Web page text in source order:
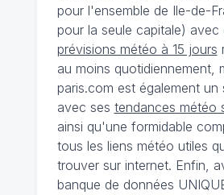
pour l'ensemble de Ile-de-
pour la seule capitale) avec
prévisions météo à 15 jours
au moins quotidiennement,
paris.com est également un
avec ses tendances météo
ainsi qu'une formidable
tous les liens météo utiles
trouver sur internet. Enfin,
banque de données